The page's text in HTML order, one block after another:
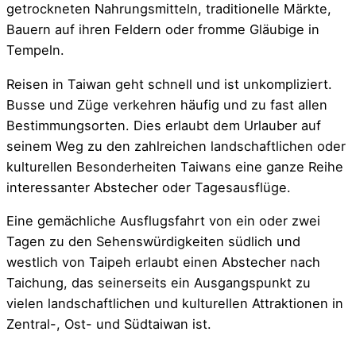
getrockneten Nahrungsmitteln, traditionelle Märkte,
Bauern auf ihren Feldern oder fromme Gläubige in
Tempeln.
Reisen in Taiwan geht schnell und ist unkompliziert.
Busse und Züge verkehren häufig und zu fast allen
Bestimmungsorten. Dies erlaubt dem Urlauber auf
seinem Weg zu den zahlreichen landschaftlichen oder
kulturellen Besonderheiten Taiwans eine ganze Reihe
interessanter Abstecher oder Tagesausflüge.
Eine gemächliche Ausflugsfahrt von ein oder zwei
Tagen zu den Sehenswürdigkeiten südlich und
westlich von Taipeh erlaubt einen Abstecher nach
Taichung, das seinerseits ein Ausgangspunkt zu
vielen landschaftlichen und kulturellen Attraktionen in
Zentral-, Ost- und Südtaiwan ist.